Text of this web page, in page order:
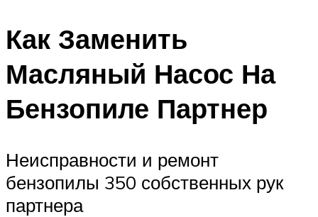
Как Заменить
Масляный Насос На
Бензопиле Партнер
Неисправности и ремонт
бензопилы 350 собственных рук
партнера